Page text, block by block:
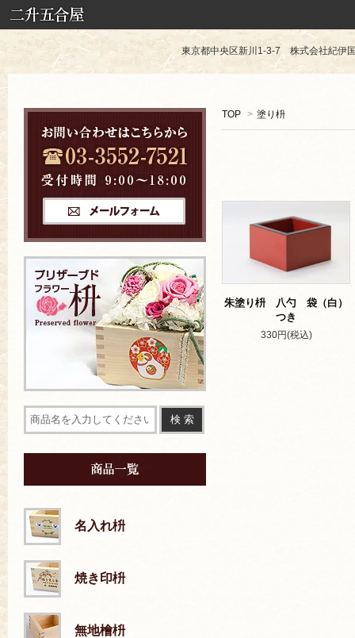
東京都中央区新川1-3-7 株式会社紀
TOP > 塗り枡
朱塗り枡 八勺 袋（白）
つき
330円(税込)
名入れ枡
焼き印枡
無地檜枡